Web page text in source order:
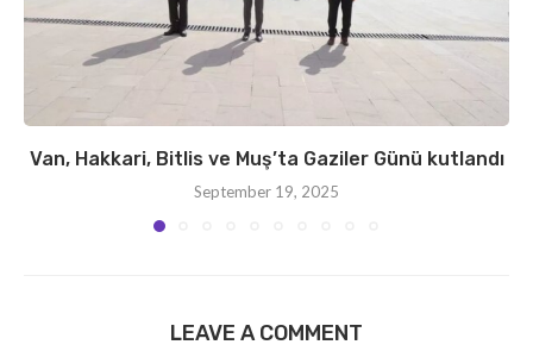
Van, Hakkari, Bitlis ve Muş’ta Gaziler Günü kutlandı
September 19, 2025
LEAVE A COMMENT